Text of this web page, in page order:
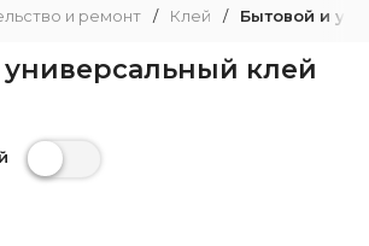
и ремонт / Клей / Бытовой и
клей